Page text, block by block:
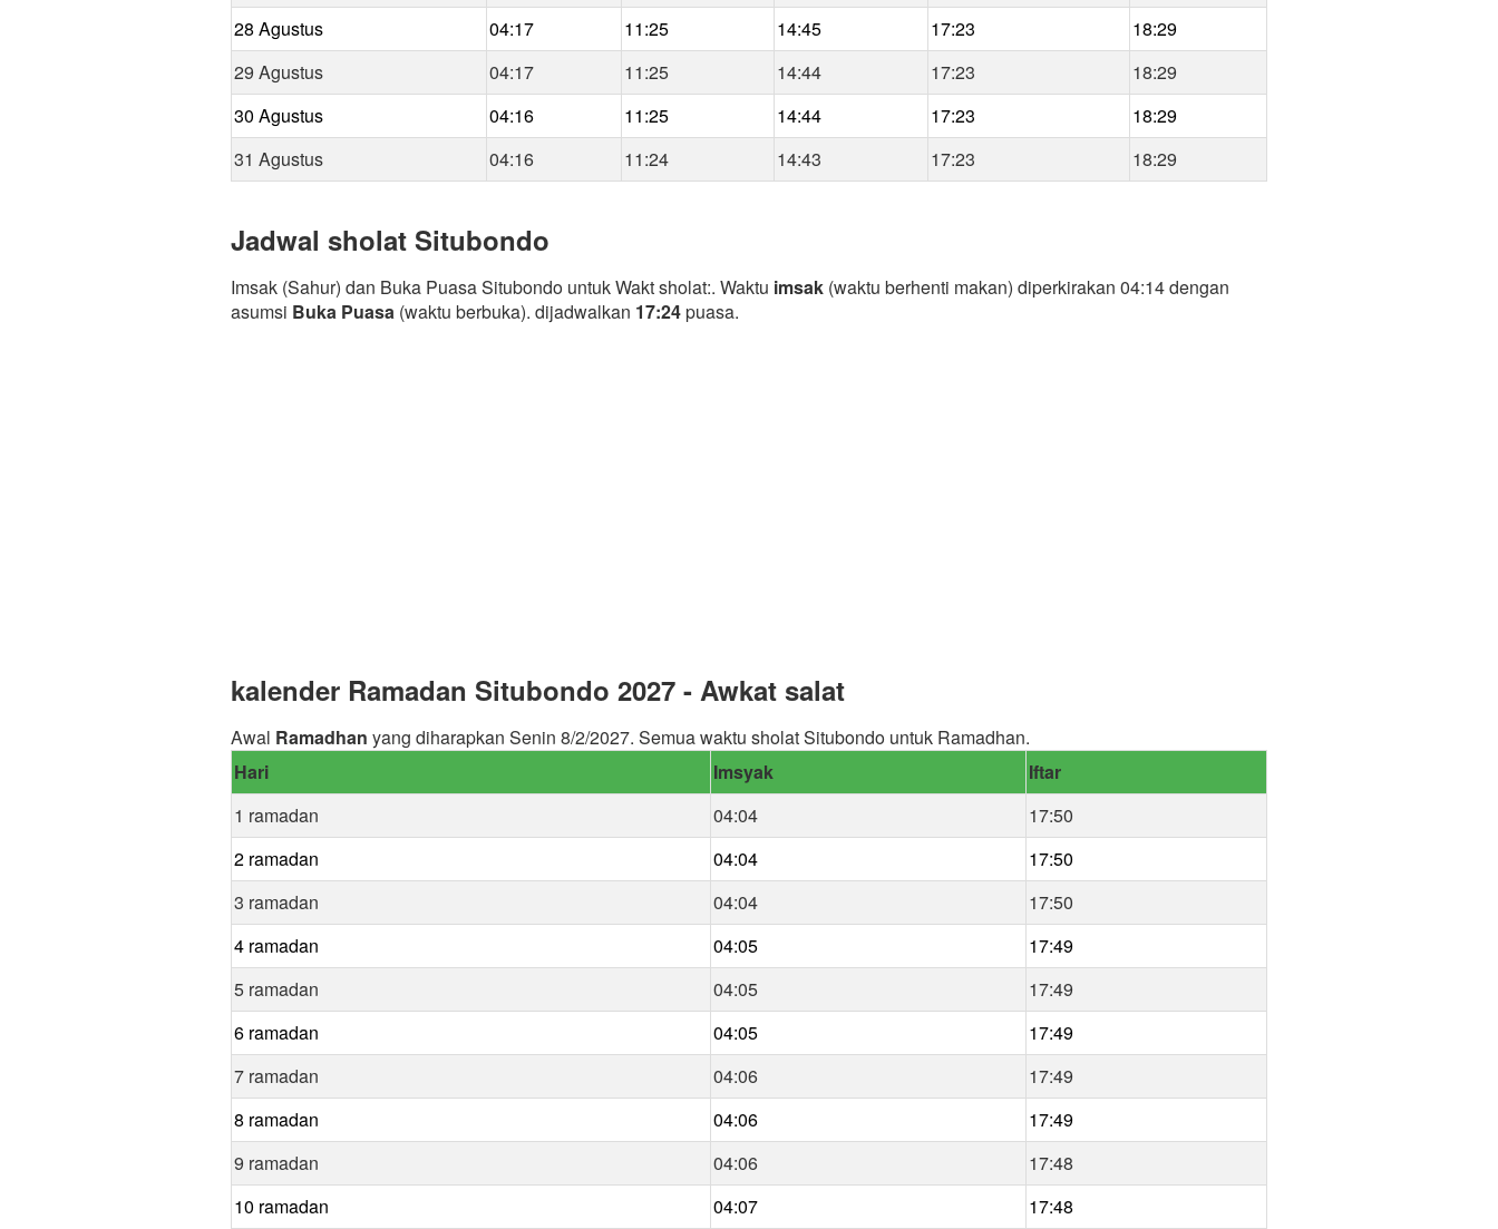
28 Agustus
04:17 11:25 14:45 17:23
18:29
29 Agustus
04:17 11:25 14:44 17:23
18:29
30 Agustus
04:16 11:25 14:44 17:23
18:29
31 Agustus
04:16 11:24 14:43 17:23 18:29
Jadwal sholat Situbondo
Imsak (Sahur) dan Buka Puasa Situbondo untuk Wakt sholat:. Waktu imsak (waktu berhenti makan) diperkirakan 04:14 dengan
asumsi Buka Puasa (waktu berbuka). dijadwalkan 17:24puasa.
kalender Ramadan Situbondo 2027 - Awkat salat
Awal Ramadhan yang diharapkan Senin 8/2/2027. Semua waktu sholat Situbondo untuk Ramadhan.
Hari
Imsyak
Iftar
1 ramadan
04:04
17:50
2 ramadan
04:04
17:50
3 ramadan
04:04
17:50
4 ramadan
04:05
17:49
5 ramadan
04:05
17:49
6 ramadan
04:05
17:49
7 ramadan
04:06
17:49
8 ramadan
04:06
17:49
9 ramadan
04:06
17:48
10 ramadan
04:07 17:48